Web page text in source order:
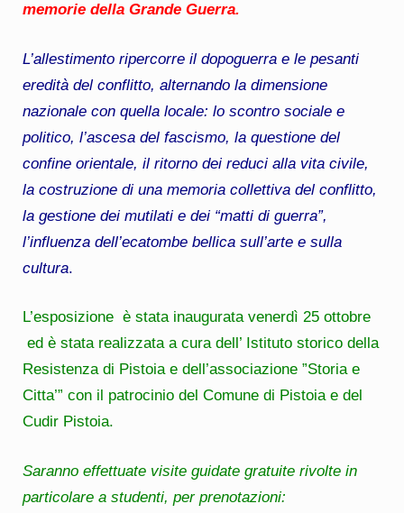
memorie della Grande Guerra.
L’allestimento ripercorre il dopoguerra e le pesanti
eredità del conflitto, alternando la dimensione
nazionale con quella locale: lo scontro sociale e
politico, l’ascesa del fascismo, la questione del
confine orientale, il ritorno dei reduci alla vita civile,
la costruzione di una memoria collettiva del conflitto,
la gestione dei mutilati e dei “matti di guerra”,
l’influenza dell’ecatombe bellica sull’arte e sulla
cultura.
L’esposizione è stata inaugurata venerdì 25 ottobre
ed è stata realizzata a cura dell’ Istituto storico della
Resistenza di Pistoia e dell’associazione ”Storia e
Citta’” con il patrocinio del Comune di Pistoia e del
Cudir Pistoia.
Saranno effettuate visite guidate gratuite rivolte in
particolare a studenti, per prenotazioni: